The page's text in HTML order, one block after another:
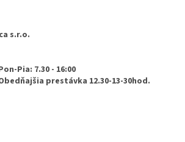
s.r.o.
Pia: 7.30 - 16:00
prestávka 12.30-13-30hod.